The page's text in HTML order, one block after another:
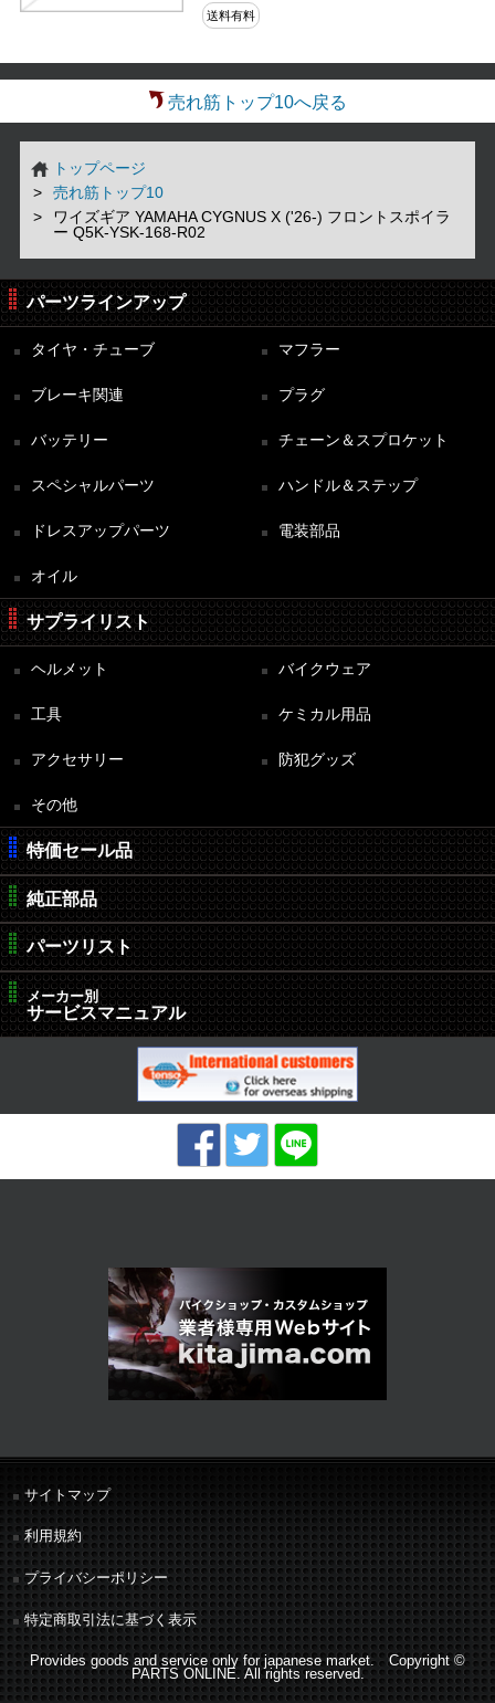
送料有料
売れ筋トップ10へ戻る
トップページ
売れ筋トップ10
ワイズギア YAMAHA CYGNUS X ('26-) フロントスポイラ
ー Q5K-YSK-168-R02
パーツラインアップ
タイヤ・チューブ マフラー
ブレーキ関連 プラグ
バッテリー チェーン＆スプロケット
スペシャルパーツ ハンドル＆ステップ
ドレスアップパーツ 電装部品
オイル
サプライリスト
ヘルメット バイクウェア
工具 ケミカル用品
アクセサリー 防犯グッズ
その他
特価セール品
純正部品
パーツリスト
メーカー別
サービスマニュアル
サイトマップ
利用規約
プライバシーポリシー
特定商取引法に基づく表示
Provides goods and service only for japanese market. Copyright ©
PARTS ONLINE. All rights reserved.